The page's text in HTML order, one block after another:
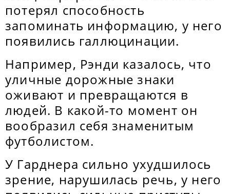
потерял способность
запоминать информацию, у него
появились галлюцинации.
Например, Рэнди казалось, что
уличные дорожные знаки
оживают и превращаются в
людей. В какой-то момент он
вообразил себя знаменитым
футболистом.
У Гарднера сильно ухудшилось
зрение, нарушилась речь, у него